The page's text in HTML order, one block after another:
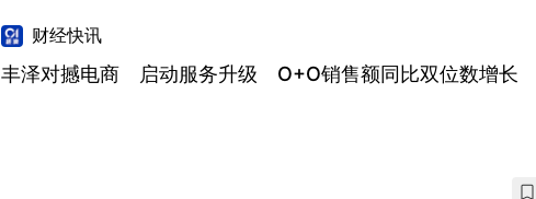
财经快讯
丰泽对撼电商 启动服务升级 O+O销售额同比双位数增长